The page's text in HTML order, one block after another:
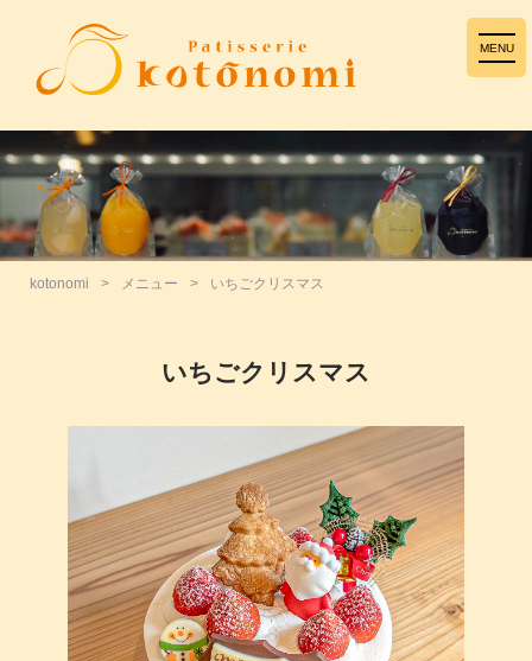
MENU
kotonomi > メニュー > いちごクリスマス
いちごクリスマス